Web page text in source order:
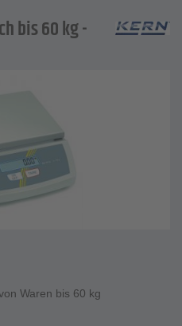
bis 60 kg -
Waren bis 60 kg